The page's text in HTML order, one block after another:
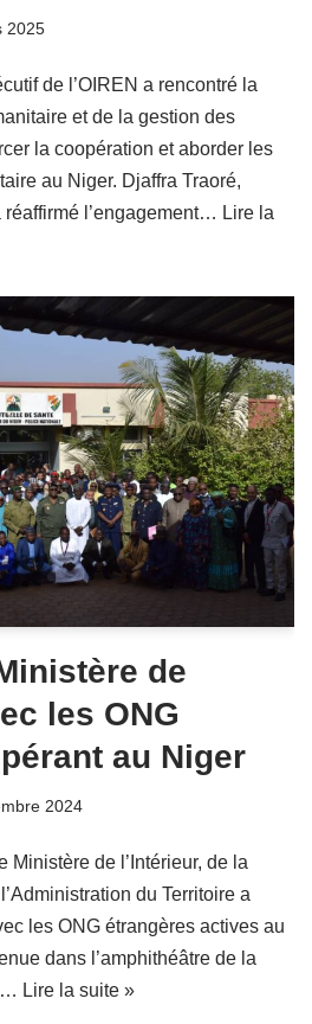
2025
de l’OIREN a rencontré la
et de la gestion des
la coopération et aborder les
au Niger. Djaffra Traoré,
réaffirmé l’engagement… Lire la
de
les ONG
au Niger
2024
Ministère de l’Intérieur, de la
du Territoire a
les ONG étrangères actives au
dans l’amphithéâtre de la
Lire la suite »